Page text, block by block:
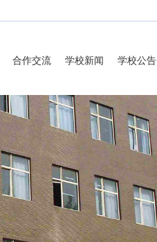
合作交流 学校新闻 学校公告